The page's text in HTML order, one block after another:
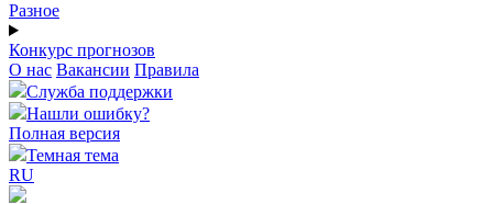
Разное
Конкурс прогнозов
О нас Вакансии Правила
Служба поддержки
Нашли ошибку?
Полная версия
Темная тема
RU